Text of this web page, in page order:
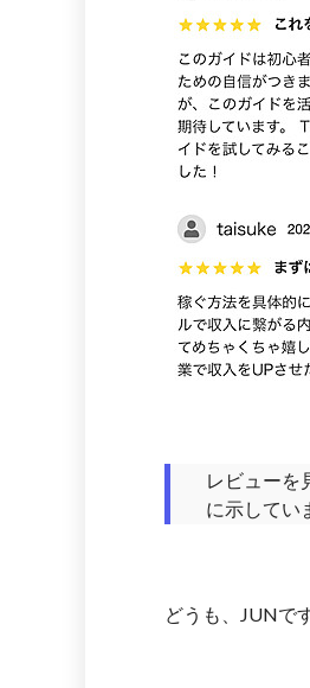
レビューを
に示してい
どうも、JUNです